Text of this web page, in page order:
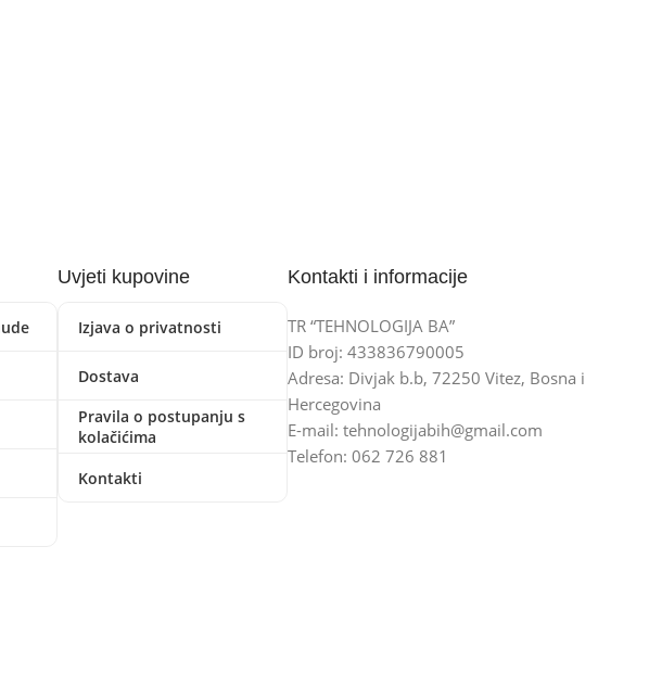
Uvjeti kupovine
Izjava o privatnosti
Dostava
Pravila o postupanju s
kolačićima
Kontakti
Kontakti i informacije
TR “TEHNOLOGIJA BA”
ID broj: 433836790005
Adresa: Divjak b.b, 72250 Vitez, Bosna i
Hercegovina
E-mail: tehnologijabih@gmail.com
Telefon: 062 726 881